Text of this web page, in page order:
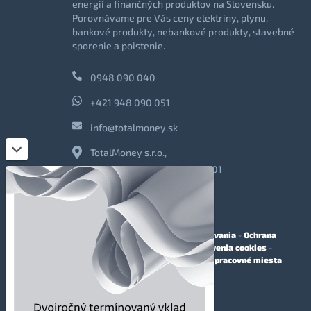
energií a finančných produktov na Slovensku.
Porovnávame pre Vás ceny elektriny, plynu,
bankové produkty, nebankové produkty, stavebné
sporenie a poistenie.
0948 090 040
+421 948 090 051
info@totalmoney.sk
TotalMoney s.r.o.,
Levočská 866, Poprad, 058 01
-Reklama- Podmienky používania - Ochrana
osobných údajov-Cookies Nastavenia cookies -
Finančné sprostredkovanie-Voľné pracovné miesta
Affiliate - partnerský program